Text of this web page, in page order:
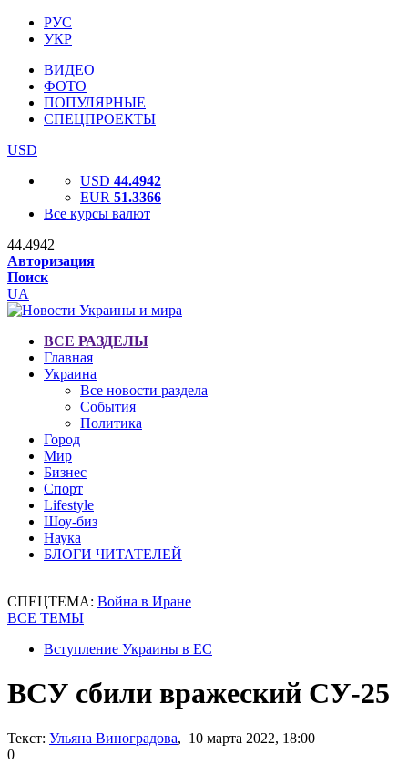
РУС
УКР
ВИДЕО
ФОТО
ПОПУЛЯРНЫЕ
СПЕЦПРОЕКТЫ
USD
USD 44.4942
EUR 51.3366
Все курсы валют
44.4942
Авторизация
Поиск
UA
ВСЕ РАЗДЕЛЫ
Главная
Украина
Все новости раздела
События
Политика
Город
Мир
Бизнес
Спорт
Lifestyle
Шоу-биз
Наука
БЛОГИ ЧИТАТЕЛЕЙ
СПЕЦТЕМА: Война в Иране
ВСЕ ТЕМЫ
Вступление Украины в ЕС
ВСУ сбили вражеский СУ-25
Текст: Ульяна Виноградова, 10 марта 2022, 18:00
0